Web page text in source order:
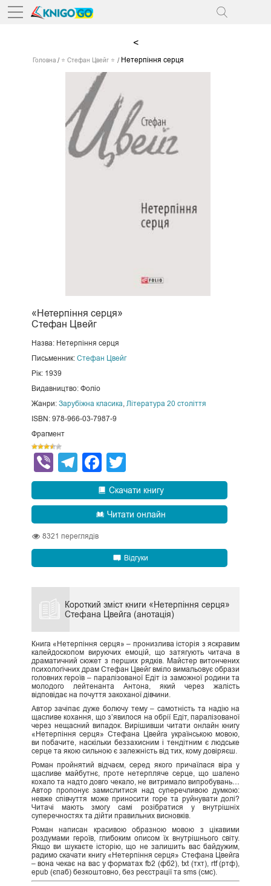
<
Головна ⭐ Стефан Цвейг ⭐ Нетерпіння серця
«Нетерпіння серця»
Стефан Цвейг
Назва: Нетерпіння серця
Письменник: Стефан Цвейг
Рік: 1939
Видавництво: Фоліо
Жанри: Зарубіжна класика, Література 20 століття
ISBN: 978-966-03-7987-9
Фрагмент
ViberTelegram
Facebook
Скачати книгу
Читати онлайн
8321 переглядів
Відгуки
Короткий зміст книги «Нетерпіння серця»
Стефана Цвейга (анотація)
Книга «Нетерпіння серця» – пронизлива історія з яскравим
калейдоскопом вируючих емоцій, що затягують читача в
драматичний сюжет з перших рядків. Майстер витончених
психологічних драм Стефан Цвейг вміло вимальовує образи
головних героїв – паралізованої Едіт із заможної родини та
молодого лейтенанта Антона, який через жалість
відповідає на почуття закоханої дівчини.
Автор зачіпає дуже болючу тему – самотність та надію на
щасливе кохання, що з’явилося на обрії Едіт, паралізованої
через нещасний випадок. Вирішивши читати онлайн книгу
«Нетерпіння серця» Стефана Цвейга українською мовою,
ви побачите, наскільки беззахисним і тендітним є людське
серце та якою сильною є залежність від тих, кому довіряєш.
Роман пройнятий відчаєм, серед якого причаїлася віра у
щасливе майбутнє, проте нетерпляче серце, що шалено
кохало та надто довго чекало, не витримало випробувань…
Автор пропонує замислитися над суперечливою думкою:
невже співчуття може приносити горе та руйнувати долі?
Читачі мають змогу самі розібратися у внутрішніх
суперечностях та дійти правильних висновків.
Роман написан красивою образною мовою з цікавими
роздумами героїв, глибоким описом їх внутрішнього світу.
Якщо ви шукаєте історію, що не залишить вас байдужим,
радимо скачати книгу «Нетерпіння серця» Стефана Цвейга
– вона чекає на вас у форматах fb2 (фб2), txt (тхт), rtf (ртф),
epub (єпаб) безкоштовно, без реєстрації та sms (смс).